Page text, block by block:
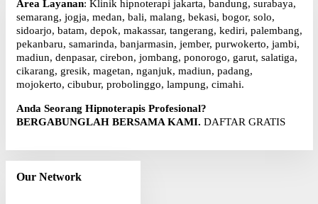
Area Layanan: Klinik hipnoterapi jakarta, bandung, surabaya,
semarang, jogja, medan, bali, malang, bekasi, bogor, solo,
sidoarjo, batam, depok, makassar, tangerang, kediri, palembang,
pekanbaru, samarinda, banjarmasin, jember, purwokerto, jambi,
madiun, denpasar, cirebon, jombang, ponorogo, garut, salatiga,
cikarang, gresik, magetan, nganjuk, madiun, padang,
mojokerto, cibubur, probolinggo, lampung, cimahi.
Anda Seorang Hipnoterapis Profesional?
BERGABUNGLAH BERSAMA KAMI. DAFTAR GRATIS
Our Network